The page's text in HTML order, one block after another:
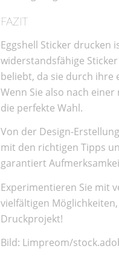
FAZIT
Eggshell Sticker drucken
widerstandsfähige
beliebt, da sie durch ihre
Wenn Sie also nach
die perfekte Wahl.
Von der Design-
mit den richtigen Tipps
garantiert
Experimentieren Sie mit
vielfältigen
Druckprojekt!
Bild: Limpreom/